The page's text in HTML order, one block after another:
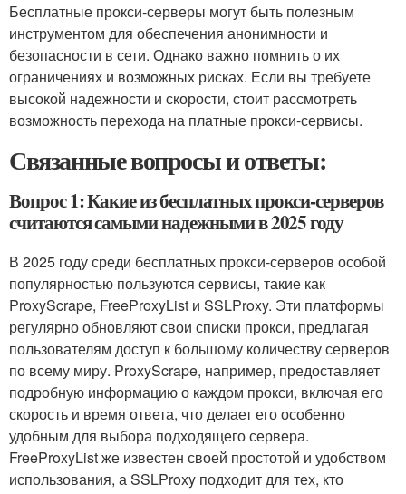
Бесплатные прокси-серверы могут быть полезным
инструментом для обеспечения анонимности и
безопасности в сети. Однако важно помнить о их
ограничениях и возможных рисках. Если вы требуете
высокой надежности и скорости, стоит рассмотреть
возможность перехода на платные прокси-сервисы.
Связанные вопросы и ответы:
Вопрос 1: Какие из бесплатных прокси-серверов
считаются самыми надежными в 2025 году
В 2025 году среди бесплатных прокси-серверов особой
популярностью пользуются сервисы, такие как
ProxyScrape, FreeProxyList и SSLProxy. Эти платформы
регулярно обновляют свои списки прокси, предлагая
пользователям доступ к большому количеству серверов
по всему миру. ProxyScrape, например, предоставляет
подробную информацию о каждом прокси, включая его
скорость и время ответа, что делает его особенно
удобным для выбора подходящего сервера.
FreeProxyList же известен своей простотой и удобством
использования, а SSLProxy подходит для тех, кто